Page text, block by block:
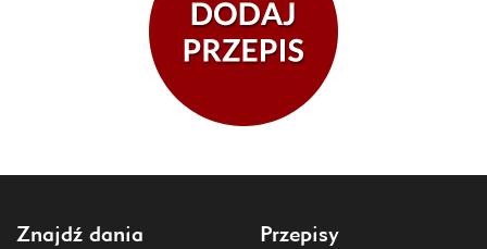
Znajdź dania Przepisy